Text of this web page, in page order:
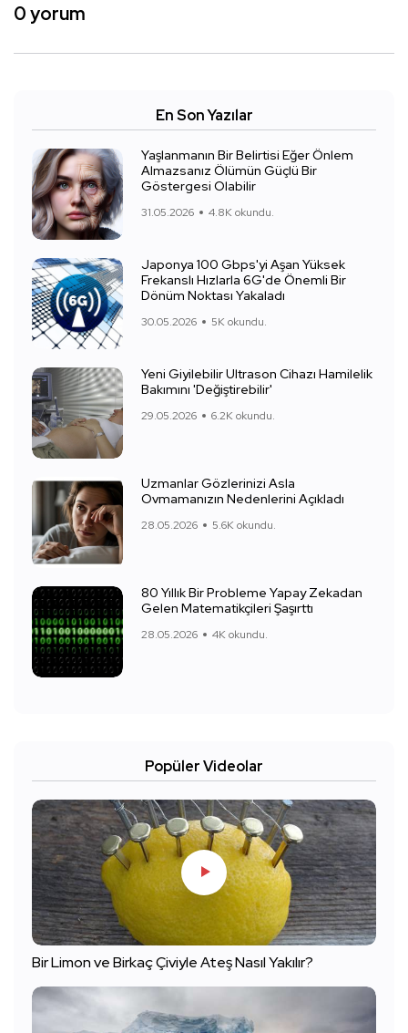
0 yorum
En Son Yazılar
Yaşlanmanın Bir Belirtisi Eğer Önlem
Almazsanız Ölümün Güçlü Bir
Göstergesi Olabilir
31.05.2026 4.8K okundu.
Japonya 100 Gbps'yi Aşan Yüksek
Frekanslı Hızlarla 6G'de Önemli Bir
Dönüm Noktası Yakaladı
30.05.2026 5K okundu.
Yeni Giyilebilir Ultrason Cihazı Hamilelik
Bakımını 'Değiştirebilir'
29.05.2026 6.2K okundu.
Uzmanlar Gözlerinizi Asla
Ovmamanızın Nedenlerini Açıkladı
28.05.2026 5.6K okundu.
80 Yıllık Bir Probleme Yapay Zekadan
Gelen Matematikçileri Şaşırttı
28.05.2026 4K okundu.
Popüler Videolar
Bir Limon ve Birkaç Çiviyle Ateş Nasıl Yakılır?